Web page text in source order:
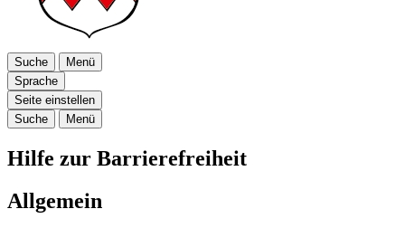
Suche
Menü
Sprache
Seite einstellen
Suche
Menü
Hilfe zur Barrierefreiheit
Allgemein